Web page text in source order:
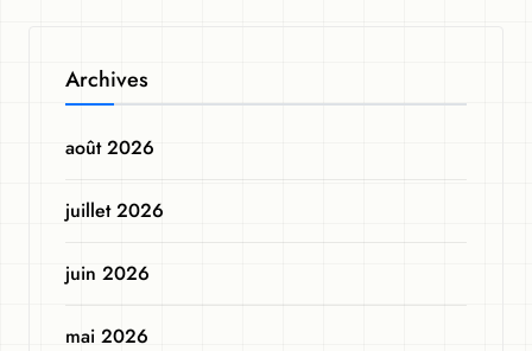
Archives
août 2026
juillet 2026
juin 2026
mai 2026